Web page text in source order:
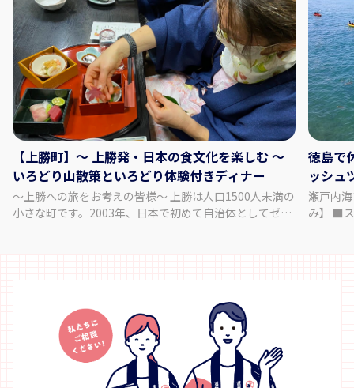
【上勝町】～ 上勝発・日本の食文化を楽しむ ～
いろどり山散策といろどり体験付きディナー
～上勝への旅をお考えの皆様～ 上勝は人口1500人未満の
小さな町です。2003年、日本で初めて自治体としてゼ
とつであり、日本人の美意識から生まれた文化の一つで
す。上勝の葉は「いろどり」ブランドとして販売され、
日本全国の料亭でその価値が認められています。季節の
葉や花、山菜などを収穫し、出荷・販売する。高齢者が
パソコンを使って生き生きと働けるこのビジネスモデル
徳島で
ッシュ
瀬戸内
み】 ■スケジュール ＜DAY1＞ 東京/羽田空港→徳島阿波